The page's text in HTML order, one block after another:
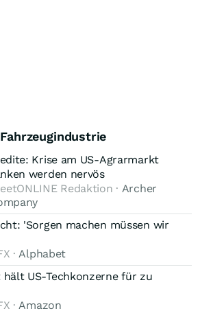
Krise am US-Agrarmarkt
werden nervös
Redaktion · Archer
'Sorgen machen müssen wir
· Alphabet
US-Techkonzerne für zu
· Amazon